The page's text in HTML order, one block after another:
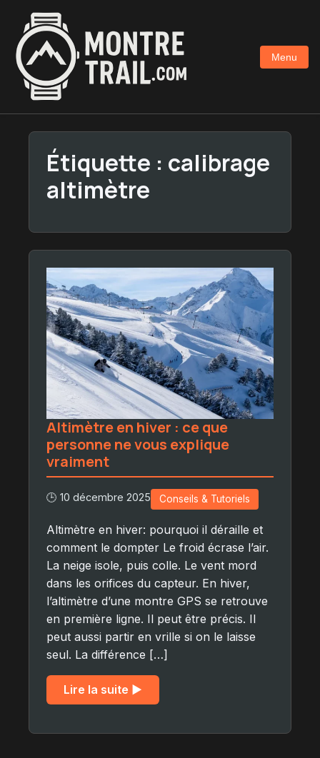
contenu
principal
Menu
Étiquette : calibrage
altimètre
Altimètre en hiver : ce que
personne ne vous explique
vraiment
🕒 10 décembre 2025 Conseils & Tutoriels
Altimètre en hiver: pourquoi il déraille et
comment le dompter Le froid écrase l’air.
La neige isole, puis colle. Le vent mord
dans les orifices du capteur. En hiver,
l’altimètre d’une montre GPS se retrouve
en première ligne. Il peut être précis. Il
peut aussi partir en vrille si on le laisse
seul. La différence […]
Lire la suite ▶︎